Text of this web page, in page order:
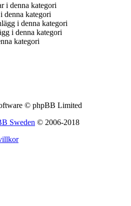
i denna kategori
denna kategori
i denna kategori
i denna kategori
kategori
© phpBB Limited
Sweden © 2006-2018